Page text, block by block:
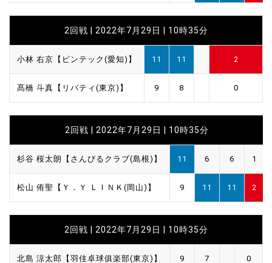
2回戦 | 2022年7月29日 | 10時35分
小林 右京【ピンテック(愛知)】 11 11 2
髙橋 斗真【リバティ(東京)】 9 8 0
2回戦 | 2022年7月29日 | 10時35分
杉谷 桜太朗【さんびるクラブ(島根)】 11 6 6 1
松山 侑聖【Ｙ．Ｙ ＬＩＮＫ(岡山)】 9 11 11 2
2回戦 | 2022年7月29日 | 10時35分
北島 涼太郎【羽佳卓球俱楽部(東京)】 9 7 0